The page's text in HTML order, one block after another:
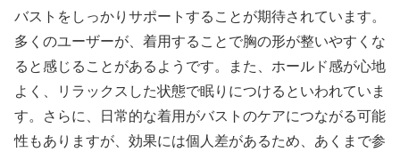
バストをしっかりサポートすることが期待されています。
多くのユーザーが、着用することで胸の形が整いやすくな
ると感じることがあるようです。また、ホールド感が心地
よく、リラックスした状態で眠りにつけるといわれていま
す。さらに、日常的な着用がバストのケアにつながる可能
性もありますが、効果には個人差があるため、あくまで参